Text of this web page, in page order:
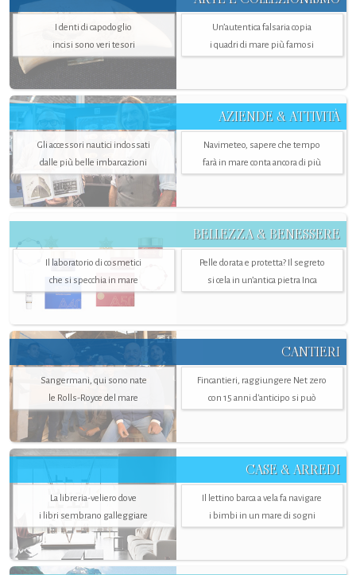
I denti di capodoglio
incisi sono veri tesori
Un’autentica falsaria copia
i quadri di mare più famosi
AZIENDE & ATTIVITÀ
Gli accessori nautici indossati
dalle più belle imbarcazioni
Navimeteo, sapere che tempo
farà in mare conta ancora di più
BELLEZZA & BENESSERE
Il laboratorio di cosmetici
che si specchia in mare
Pelle dorata e protetta? Il segreto
si cela in un’antica pietra Inca
CANTIERI
Sangermani, qui sono nate
le Rolls-Royce del mare
Fincantieri, raggiungere Net zero
con 15 anni d'anticipo si può
CASE & ARREDI
La libreria-veliero dove
i libri sembrano galleggiare
Il lettino barca a vela fa navigare
i bimbi in un mare di sogni